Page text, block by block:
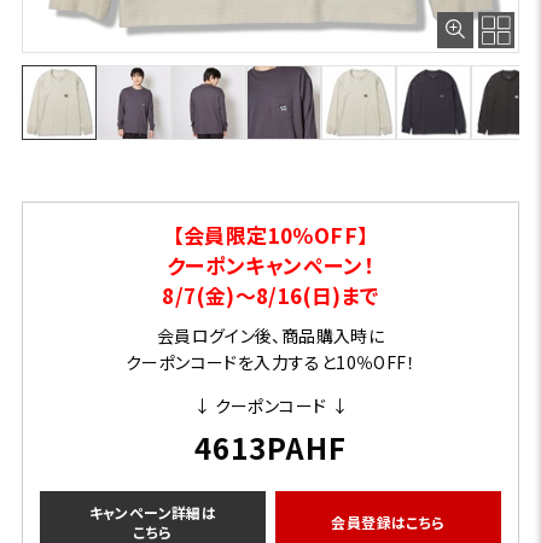
【会員限定10％OFF】
クーポンキャンペーン！
8/7(金)～8/16(日)まで
会員ログイン後、商品購入時に
クーポンコードを入力すると10％OFF！
↓ クーポンコード ↓
4613PAHF
キャンペーン詳細は
こちら
会員登録はこちら